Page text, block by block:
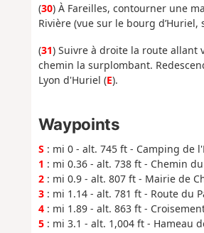
(30) À Fareilles, contourner une
Rivière (vue sur le bourg
(31) Suivre à droite la route allant
chemin la surplombant.
Lyon d'Huriel (E).
Waypoints
S : mi 0 - alt. 745 ft - Camping de
1 : mi 0.36 - alt. 738 ft - Chemin
2: mi 0.9 - alt. 807 ft - Mairie de
3: mi 1.14 - alt. 781 ft - Route du
4: mi 1.89 - alt. 863 ft -
5: mi 3.1 - alt. 1,004 ft - Hameau